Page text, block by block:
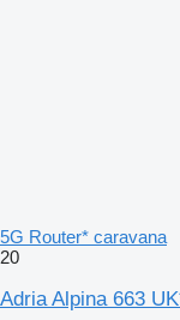
5G Router* caravana
20
Adria Alpina 663